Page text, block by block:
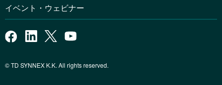
イベント・ウェビナー
© TD SYNNEX K.K. All rights reserved.